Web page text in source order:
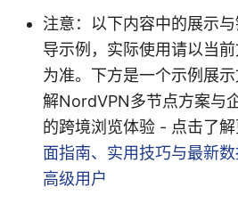
注意：以下内容中的展示与
导示例，实际使用请以当
为准。下方是一个示例展
解NordVPN多节点方案与
的跨境浏览体验 - 点击了解
面指南、实用技巧与最新
高级用户